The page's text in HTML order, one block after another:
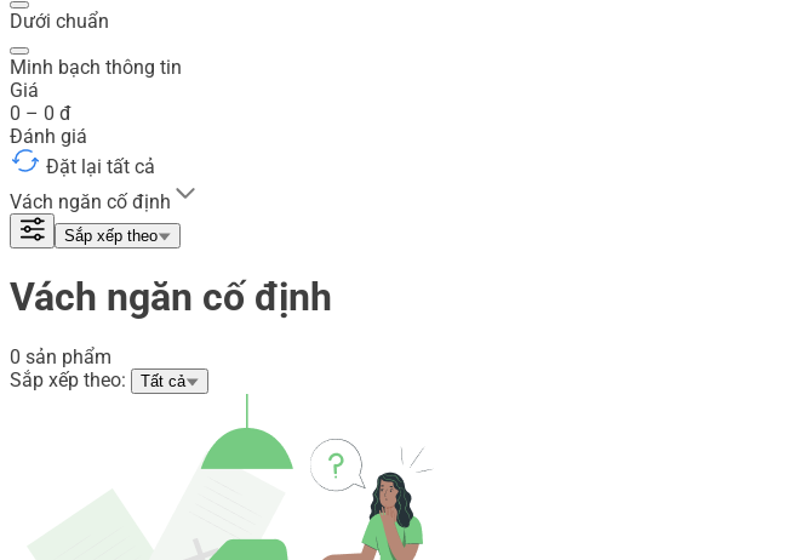
Dưới chuẩn
Minh bạch thông tin
Giá
0 – 0 đ
Đánh giá
Đặt lại tất cả
Vách ngăn cố định
Sắp xếp theo
Vách ngăn cố định
0 sản phẩm
Sắp xếp theo:
Tất cả